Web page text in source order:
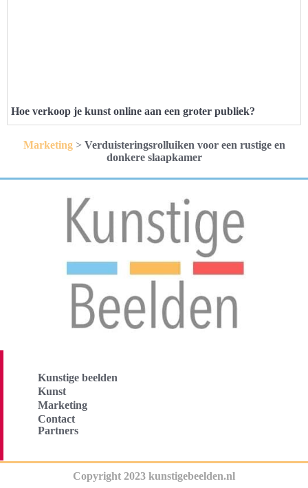
Hoe verkoop je kunst online aan een groter publiek?
Marketing> Verduisteringsrolluiken voor een rustige en
donkere slaapkamer
Kunstige beelden
Kunst
Marketing
Contact
Partners
Copyright 2023 kunstigebeelden.nl